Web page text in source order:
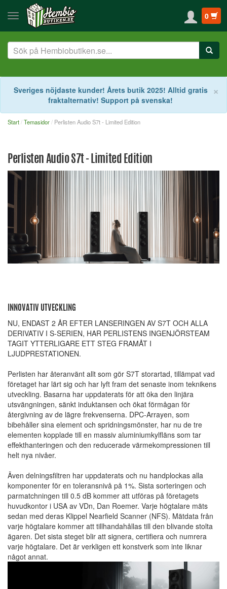
0
×
Sveriges nöjdaste kunder! Årets butik 2025! Alltid gratis
fraktalternativ! Support på svenska!
Start Temasidor Perlisten Audio S7t - Limited Edition
Perlisten Audio S7t - Limited Edition
INNOVATIV UTVECKLING
NU, ENDAST 2 ÅR EFTER LANSERINGEN AV S7T OCH ALLA
DERIVATIV I S-SERIEN, HAR PERLISTENS INGENJÖRSTEAM
TAGIT YTTERLIGARE ETT STEG FRAMÅT I
LJUDPRESTATIONEN.
Perlisten har återanvänt allt som gör S7T storartad, tillämpat vad
företaget har lärt sig och har lyft fram det senaste inom teknikens
utveckling. Basarna har uppdaterats för att öka den linjära
utsvängningen, sänkt induktansen och ökat förmågan för
återgivning av de lägre frekvenserna. DPC-Arrayen, som
bibehåller sina element och spridningsmönster, har nu de tre
elementen kopplade till en massiv aluminiumkylfläns som tar
effekthanteringen och den reducerade värmekompressionen till
helt nya nivåer.
Även delningsfiltren har uppdaterats och nu handplockas alla
komponenter för en toleransnivå på 1%. Sista sorteringen och
parmatchningen till 0.5 dB kommer att utföras på företagets
huvudkontor i USA av VDn, Dan Roemer. Varje högtalare mäts
sedan med deras Klippel Nearfield Scanner (NFS). Mätdata från
varje högtalare kommer att tillhandahållas till den blivande stolta
ägaren. Det sista steget blir att signera, certifiera och numrera
varje högtalare. Det är verkligen ett konstverk som inte liknar
något annat.